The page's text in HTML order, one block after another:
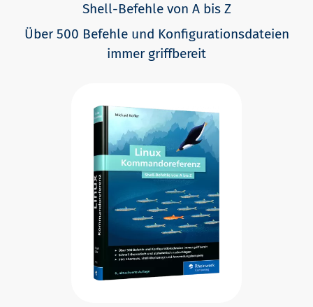
Shell-Befehle von A bis Z
Über 500 Befehle und Konfigurationsdateien
immer griffbereit